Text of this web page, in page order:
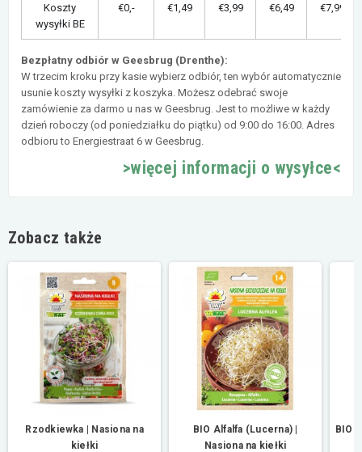
Koszty
wysyłki BE
€0,- €1,49 €3,99 €6,49 €7,99
Bezpłatny odbiór w Geesbrug (Drenthe):
W trzecim kroku przy kasie wybierz odbiór, ten wybór automatycznie
usunie koszty wysyłki z koszyka. Możesz odebrać swoje
zamówienie za darmo u nas w Geesbrug. Jest to możliwe w każdy
dzień roboczy (od poniedziałku do piątku) od 9:00 do 16:00. Adres
odbioru to Energiestraat 6 w Geesbrug.
>więcej informacji o wysyłce<
Zobacz także
Rzodkiewka | Nasiona na
kiełki
BIO Alfalfa (Lucerna) |
Nasiona na kiełki
BIO